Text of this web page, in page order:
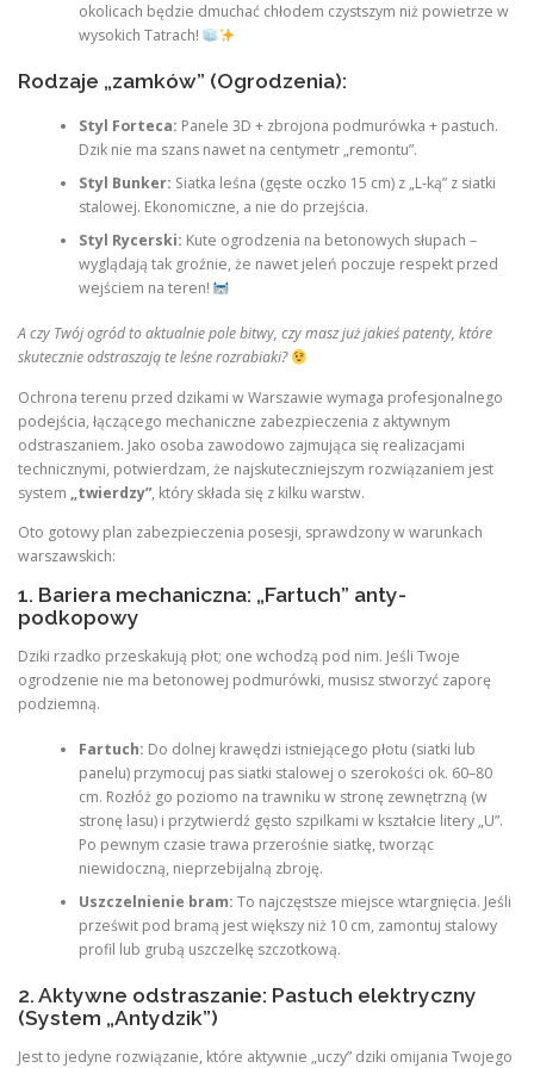
okolicach będzie dmuchać chłodem czystszym niż powietrze w
wysokich Tatrach!
Rodzaje „zamków” (Ogrodzenia):
Styl Forteca: Panele 3D + zbrojona podmurówka + pastuch.
Dzik nie ma szans nawet na centymetr „remontu”.
Styl Bunker: Siatka leśna (gęste oczko 15 cm) z „L-ką” z siatki
stalowej. Ekonomiczne, a nie do przejścia.
Styl Rycerski: Kute ogrodzenia na betonowych słupach –
wyglądają tak groźnie, że nawet jeleń poczuje respekt przed
wejściem na teren!
A czy Twój ogród to aktualnie pole bitwy, czy masz już jakieś patenty, które
skutecznie odstraszają te leśne rozrabiaki?
Ochrona terenu przed dzikami w Warszawie wymaga profesjonalnego
podejścia, łączącego mechaniczne zabezpieczenia z aktywnym
odstraszaniem. Jako osoba zawodowo zajmująca się realizacjami
technicznymi, potwierdzam, że najskuteczniejszym rozwiązaniem jest
system „twierdzy”, który składa się z kilku warstw.
Oto gotowy plan zabezpieczenia posesji, sprawdzony w warunkach
warszawskich:
1. Bariera mechaniczna: „Fartuch” anty-
podkopowy
Dziki rzadko przeskakują płot; one wchodzą pod nim. Jeśli Twoje
ogrodzenie nie ma betonowej podmurówki, musisz stworzyć zaporę
podziemną.
Fartuch: Do dolnej krawędzi istniejącego płotu (siatki lub
panelu) przymocuj pas siatki stalowej o szerokości ok. 60–80
cm. Rozłóż go poziomo na trawniku w stronę zewnętrzną (w
stronę lasu) i przytwierdź gęsto szpilkami w kształcie litery „U”.
Po pewnym czasie trawa przerośnie siatkę, tworząc
niewidoczną, nieprzebijalną zbroję.
Uszczelnienie bram: To najczęstsze miejsce wtargnięcia. Jeśli
prześwit pod bramą jest większy niż 10 cm, zamontuj stalowy
profil lub grubą uszczelkę szczotkową.
2. Aktywne odstraszanie: Pastuch elektryczny
(System „Antydzik”)
Jest to jedyne rozwiązanie, które aktywnie „uczy” dziki omijania Twojego